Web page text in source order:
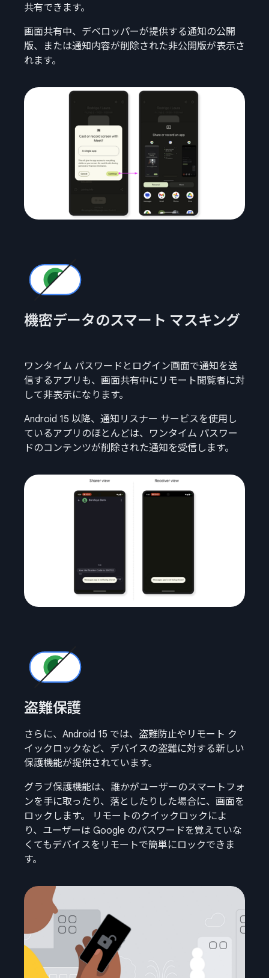
共有できます。
画面共有中、デベロッパーが提供する通知の公開
版、または通知内容が削除された非公開版が表示さ
れます。
機密データのスマート マスキング
ワンタイム パスワードとログイン画面で通知を送
信するアプリも、画面共有中にリモート閲覧者に対
して非表示になります。
Android 15 以降、通知リスナー サービスを使用し
ているアプリのほとんどは、ワンタイム パスワー
ドのコンテンツが削除された通知を受信します。
盗難保護
さらに、Android 15 では、盗難防止やリモート ク
イックロックなど、デバイスの盗難に対する新しい
保護機能が提供されています。
グラブ保護機能は、誰かがユーザーのスマートフォ
ンを手に取ったり、落としたりした場合に、画面を
ロックします。 リモートのクイックロックによ
り、ユーザーは Google のパスワードを覚えていな
くてもデバイスをリモートで簡単にロックできま
す。